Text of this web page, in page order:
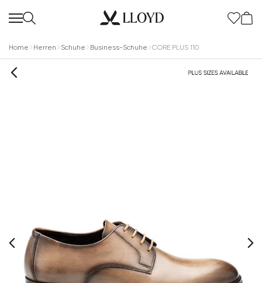
Home Herren Schuhe Business-Schuhe CORE PLUS 110